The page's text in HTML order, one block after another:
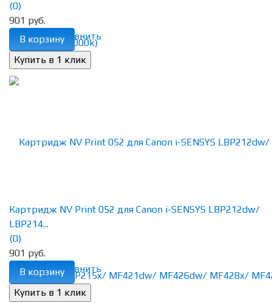
избранное сравнить
(0)
901 руб.
В корзину
избранное сравнить
Картридж NV Print 052 для Canon i-SENSYS LBP212dw/
LBP214...
(0)
901 руб.
В корзину